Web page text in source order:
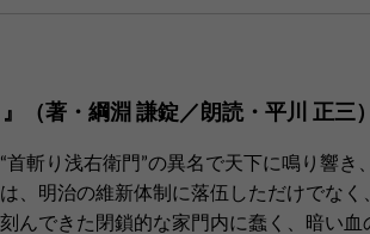
（著・綱淵 謙錠／朗読・平川 正三）
斬り浅右衛門”の異名で天下に鳴り響き
、明治の維新体制に落伍しただけでなく
んできた閉鎖的な家門内に蠢く、暗い血